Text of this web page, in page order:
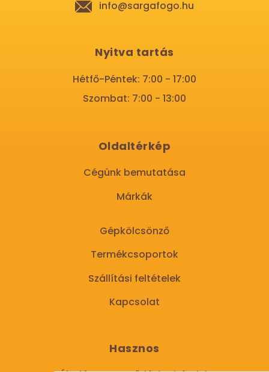
info@sargafogo.hu
Nyitva tartás
Hétfő-Péntek: 7:00 - 17:00
Szombat: 7:00 - 13:00
Oldaltérkép
Cégünk bemutatása
Márkák
Gépkölcsönző
Termékcsoportok
Szállítási feltételek
Kapcsolat
Hasznos